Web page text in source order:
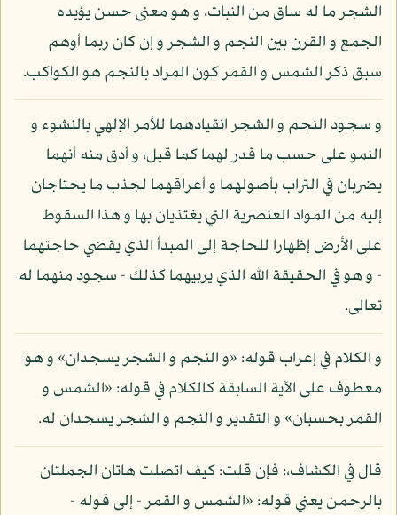
الشجر ما له ساق من النبات، و هو معنى حسن يؤيده
الجمع و القرن بين النجم و الشجر و إن كان ربما أوهم
سبق ذكر الشمس و القمر كون المراد بالنجم هو الكواكب.
و سجود النجم و الشجر انقيادهما للأمر الإلهي بالنشوء و
النمو على حسب ما قدر لهما كما قيل، و أدق منه أنهما
يضربان في التراب بأصولهما و أعراقهما لجذب ما يحتاجان
إليه من المواد العنصرية التي يغتذيان بها و هذا السقوط
على الأرض إظهارا للحاجة إلى المبدأ الذي يقضي حاجتهما
- و هو في الحقيقة الله الذي يربيهما كذلك - سجود منهما له
تعالى.
و الكلام في إعراب قوله: «و النجم و الشجر يسجدان» و هو
معطوف على الآية السابقة كالكلام في قوله: «الشمس و
القمر بحسبان» و التقدير و النجم و الشجر يسجدان له.
قال في الكشاف،: فإن قلت: كيف اتصلت هاتان الجملتان
بالرحمن يعني قوله: «الشمس و القمر - إلى قوله -